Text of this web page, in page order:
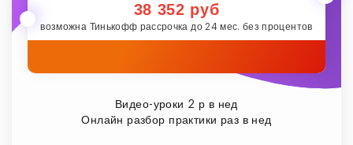
38 352 руб
возможна Тинькофф рассрочка до 24 мес. без процентов
Видео-уроки 2 р в нед
Онлайн разбор практики раз в нед